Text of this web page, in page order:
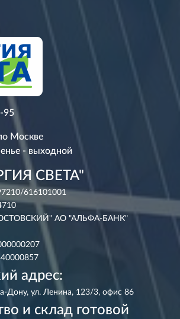
95
Москве
- выходной
СВЕТА"
616101001
АО "АЛЬФА-БАНК"
адрес:
Дону, ул. Ленина, 123/3, офис 86
и склад готовой